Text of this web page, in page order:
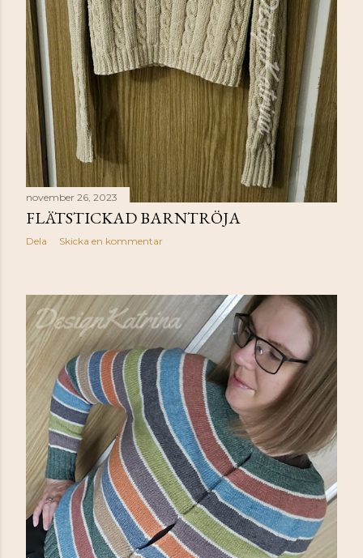
november 26, 2023
FLÄTSTICKAD BARNTRÖJA
Dela Skicka en kommentar